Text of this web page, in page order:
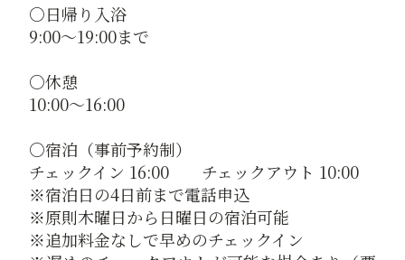
○日帰り入浴
9:00～19:00まで
○休憩
10:00～16:00
○宿泊（事前予約制）
チェックイン 16:00 チェックアウト 10:00
※宿泊日の4日前まで電話申込
※原則木曜日から日曜日の宿泊可能
※追加料金なしで早めのチェックイン